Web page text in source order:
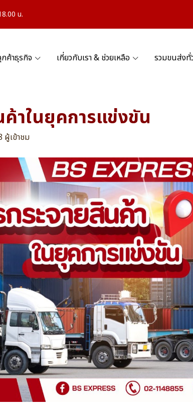
น.
ค้าธุรกิจ เกี่ยวกับเรา & ช่วยเหลือ รวมขนส่งทั่
ค้าในยุคการแข่งขัน
ผู้เข้าชม